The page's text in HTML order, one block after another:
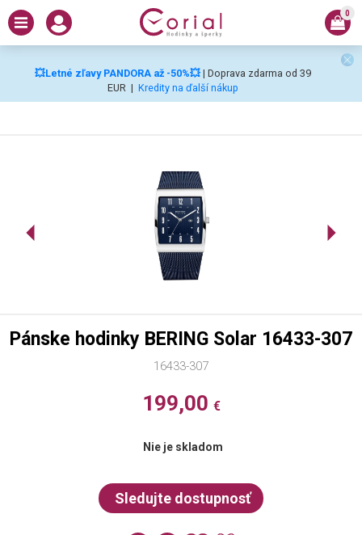
💥Letné zľavy PANDORA až -50%💥 | Doprava zdarma od 39
EUR | Kredity na ďalší nákup
0
16433-307
Pánske hodinky BERING Solar 16433-307
199,00 €
Nie je skladom